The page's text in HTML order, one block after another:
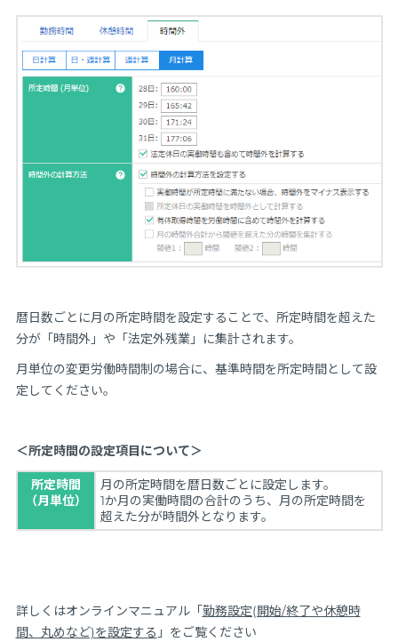
暦日数ごとに月の所定時間を設定することで、所定時間を超えた
分が「時間外」や「法定外残業」に集計されます。
月単位の変更労働時間制の場合に、基準時間を所定時間として設
定してください。
＜所定時間の設定項目について＞
所定時間
（月単位）
月の所定時間を暦日数ごとに設定します。
1か月の実働時間の合計のうち、月の所定時間を
超えた分が時間外となります。
詳しくはオンラインマニュアル「 勤務設定(開始/終了や休憩時
間、丸めなど)を設定する 」をご覧ください